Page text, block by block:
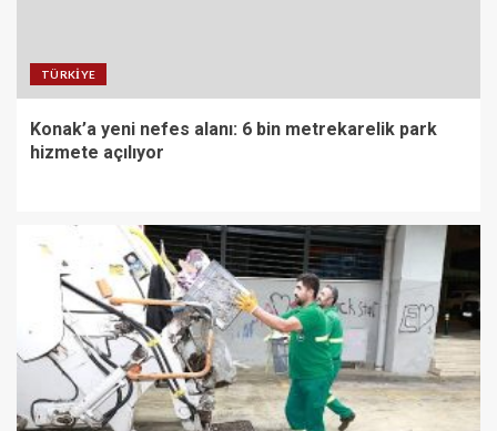
TÜRKIYE
Konak’a yeni nefes alanı: 6 bin metrekarelik park
hizmete açılıyor